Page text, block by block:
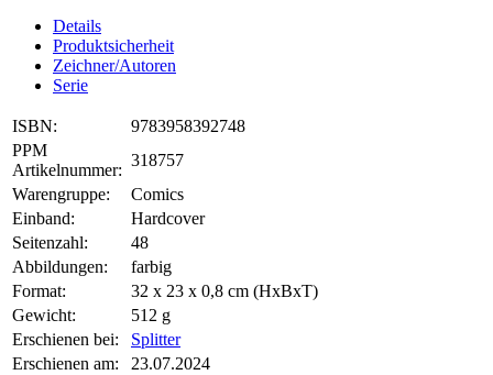
Details
Produktsicherheit
Zeichner/Autoren
Serie
ISBN:
9783958392748
PPM
Artikelnummer:
318757
Warengruppe:
Comics
Einband:
Hardcover
Seitenzahl:
48
Abbildungen:
farbig
Format:
32 x 23 x 0,8 cm (HxBxT)
Gewicht:
512 g
Erschienen bei:
Splitter
Erschienen am:
23.07.2024